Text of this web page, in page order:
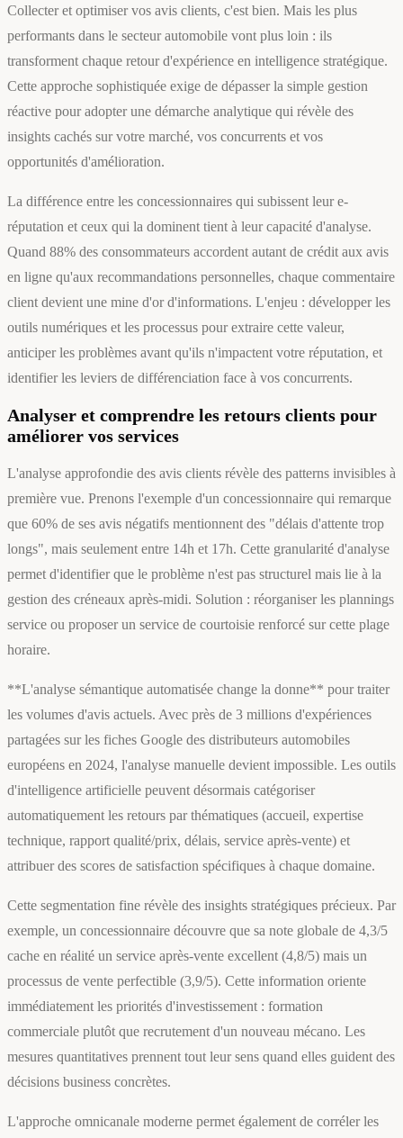
Collecter et optimiser vos avis clients, c'est bien. Mais les plus
performants dans le secteur automobile vont plus loin : ils
transforment chaque retour d'expérience en intelligence stratégique.
Cette approche sophistiquée exige de dépasser la simple gestion
réactive pour adopter une démarche analytique qui révèle des
insights cachés sur votre marché, vos concurrents et vos
opportunités d'amélioration.
La différence entre les concessionnaires qui subissent leur e-
réputation et ceux qui la dominent tient à leur capacité d'analyse.
Quand 88% des consommateurs accordent autant de crédit aux avis
en ligne qu'aux recommandations personnelles, chaque commentaire
client devient une mine d'or d'informations. L'enjeu : développer les
outils numériques et les processus pour extraire cette valeur,
anticiper les problèmes avant qu'ils n'impactent votre réputation, et
identifier les leviers de différenciation face à vos concurrents.
Analyser et comprendre les retours clients pour
améliorer vos services
L'analyse approfondie des avis clients révèle des patterns invisibles à
première vue. Prenons l'exemple d'un concessionnaire qui remarque
que 60% de ses avis négatifs mentionnent des "délais d'attente trop
longs", mais seulement entre 14h et 17h. Cette granularité d'analyse
permet d'identifier que le problème n'est pas structurel mais lie à la
gestion des créneaux après-midi. Solution : réorganiser les plannings
service ou proposer un service de courtoisie renforcé sur cette plage
horaire.
**L'analyse sémantique automatisée change la donne** pour traiter
les volumes d'avis actuels. Avec près de 3 millions d'expériences
partagées sur les fiches Google des distributeurs automobiles
européens en 2024, l'analyse manuelle devient impossible. Les outils
d'intelligence artificielle peuvent désormais catégoriser
automatiquement les retours par thématiques (accueil, expertise
technique, rapport qualité/prix, délais, service après-vente) et
attribuer des scores de satisfaction spécifiques à chaque domaine.
Cette segmentation fine révèle des insights stratégiques précieux. Par
exemple, un concessionnaire découvre que sa note globale de 4,3/5
cache en réalité un service après-vente excellent (4,8/5) mais un
processus de vente perfectible (3,9/5). Cette information oriente
immédiatement les priorités d'investissement : formation
commerciale plutôt que recrutement d'un nouveau mécano. Les
mesures quantitatives prennent tout leur sens quand elles guident des
décisions business concrètes.
L'approche omnicanale moderne permet également de corréler les